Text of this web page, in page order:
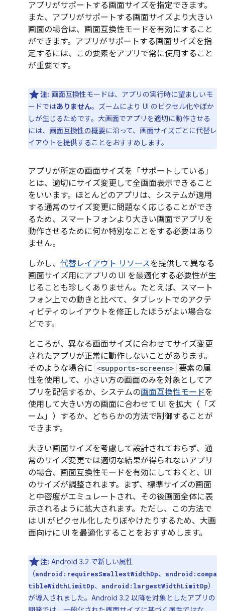
アプリがサポートする画面サイズを指定できます。
また、アプリがサポートする画面サイズより大きい
画面の場合は、画面互換性モードを有効にすること
ができます。アプリがサポートする画面サイズを指
定するには、この要素をアプリで常に使用すること
が重要です。
注: 画面互換性モードは、アプリの実行時に望ましいモ
ードではありません。ズームにより UI のピクセル化やぼか
しが生じるためです。大画面でアプリを適切に動作させる
には、 画面互換性の概要に沿って、画面サイズごとに代替レ
イアウトを提供することをおすすめします。
アプリが所定の画面サイズを「サポートしている」
とは、適切にサイズ変更して全画面表示できること
をいいます。ほとんどのアプリは、システムが適用
する通常のサイズ変更に問題なく応じることができ
るため、スマートフォンより大きい画面でアプリを
動作させるために何か特別なことをする必要はあり
ません。
しかし、 代替レイアウト リソースを提供して異なる
画面サイズ用にアプリの UI を最適化する必要性が生
じることも珍しくありません。たとえば、スマート
フォン上での動きと比べて、タブレットでのアクテ
ィビティのレイアウトを修正したほうがよい場合な
どです。
ところが、異なる画面サイズに合わせてサイズ変更
されたアプリが正常に動作しないことがあります。
そのような場合に <supports-screens> 要素の属
性を使用して、小さい方の画面のみを対象としてア
プリを配信するか、システムの画面互換性モードを
使用して大きい方の画面に合わせて UI を拡大（「ズ
ーム」）するか、どちらかの方法で制御することが
できます。
大きい画面サイズを考慮して設計されておらず、通
常のサイズ変更では適切な結果が得られないアプリ
の場合、画面互換性モードを有効にしておくと、UI
のサイズが調整されます。まず、標準サイズの画面
と中密度がエミュレートされ、その後画面全体に表
示されるように拡大されます。ただし、この方法で
は UI がピクセル化したりぼやけたりするため、大画
面向けに UI を最適化することをおすすめします。
注: Android 3.2 で新しい属性
（android:requiresSmallestWidthDp、
android:compa
tibleWidthLimitDp、 android:largestWidthLimitDp）
が導入されました。Android 3.2 以降を対象としたアプリの